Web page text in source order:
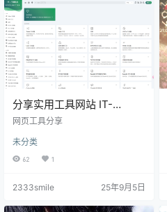
分享实用工具网站 IT-
TOOLS
网页工具分享
未分类
62 1
2333smile 25年9月5日